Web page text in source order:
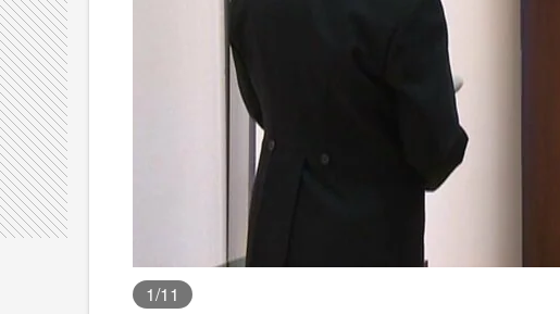
1/11